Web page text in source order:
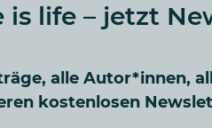
is life – jetzt
alle Autor*innen,
kostenlosen